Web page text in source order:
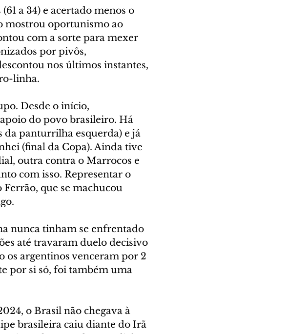
a 34) e acertado menos o
mostrou oportunismo ao
com a sorte para mexer
por pivôs,
nos últimos instantes,
linha.
Desde o início,
do povo brasileiro. Há
da panturrilha esquerda) e já
(final da Copa). Ainda tive
outra contra o Marrocos e
com isso. Representar o
que se machucou
nunca tinham se enfrentado
até travaram duelo decisivo
os argentinos venceram por 2
por si só, foi também uma
o Brasil não chegava à
brasileira caiu diante do Irã